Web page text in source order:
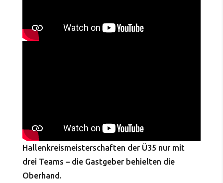
Hallenkreismeisterschaften der Ü35 nur mit
drei Teams – die Gastgeber behielten die
Oberhand.